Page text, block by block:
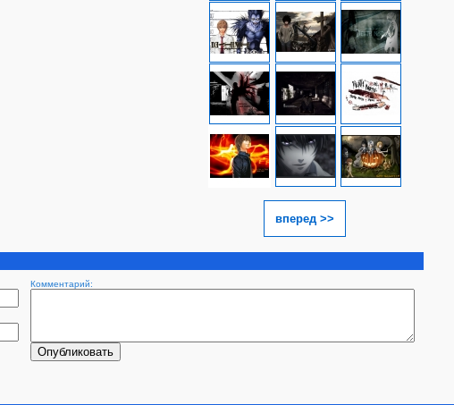
вперед >>
Комментарий: